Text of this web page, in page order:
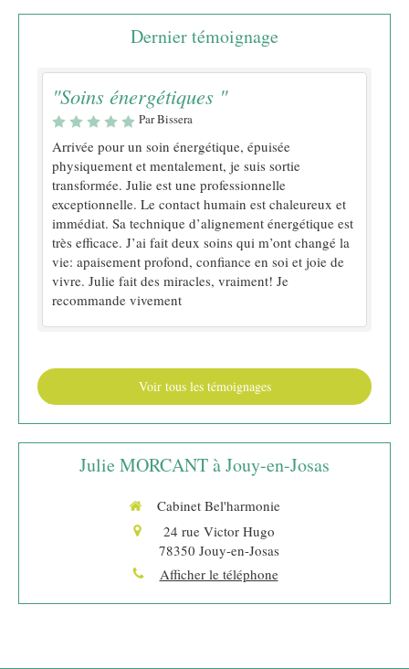
Dernier témoignage
"Soins énergétiques "
Par Bissera
Arrivée pour un soin énergétique, épuisée
physiquement et mentalement, je suis sortie
transformée. Julie est une professionnelle
exceptionnelle. Le contact humain est chaleureux et
immédiat. Sa technique d’alignement énergétique est
très efficace. J’ai fait deux soins qui m’ont changé la
vie: apaisement profond, confiance en soi et joie de
vivre. Julie fait des miracles, vraiment! Je
recommande vivement
Voir tous les témoignages
Julie MORCANT à Jouy-en-Josas
Cabinet Bel'harmonie
24 rue Victor Hugo
78350 Jouy-en-Josas
Afficher le téléphone